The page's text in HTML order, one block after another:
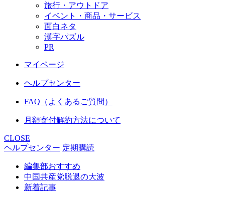
旅行・アウトドア
イベント・商品・サービス
面白ネタ
漢字パズル
PR
マイページ
ヘルプセンター
FAQ（よくあるご質問）
月額寄付解約方法について
CLOSE
ヘルプセンター 定期購読
編集部おすすめ
中国共産党脱退の大波
新着記事